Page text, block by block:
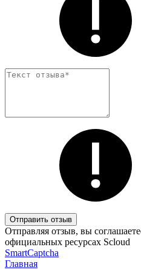
Отправить отзыв
Отправляя отзыв, вы
официальных ресурсах Scloud
SmartCaptcha
Главная